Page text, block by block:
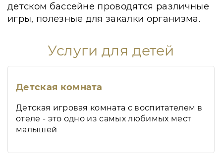
детском бассейне проводятся различные
игры, полезные для закалки организма.
Услуги для детей
Детская комната
Детская игровая комната с воспитателем в
отеле - это одно из самых любимых мест
малышей